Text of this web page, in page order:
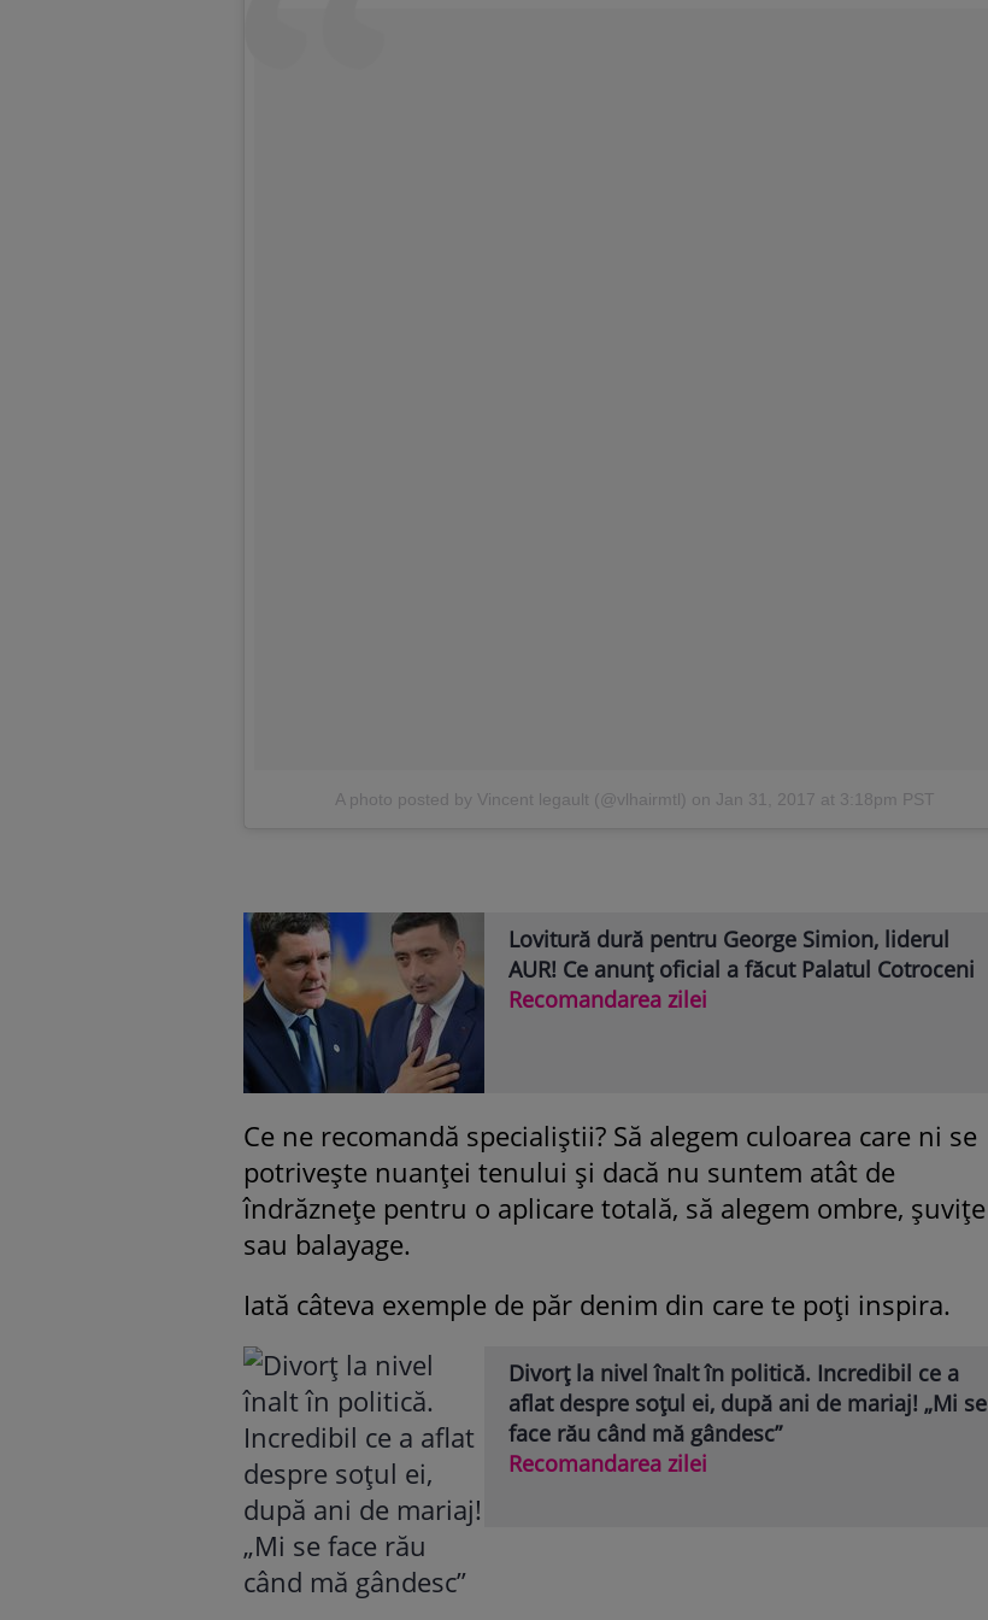
A photo posted by Vincent legault (@vlhairmtl) on Jan 31, 2017 at 3:18pm PST
Lovitură dură pentru George Simion, liderul
AUR! Ce anunț oficial a făcut Palatul Cotroceni
Recomandarea zilei
Ce ne recomandă specialiștii? Să alegem culoarea care ni se
potrivește nuanței tenului și dacă nu suntem atât de
îndrăznețe pentru o aplicare totală, să alegem ombre, șuvițe
sau balayage.
Iată câteva exemple de păr denim din care te poți inspira.
Divorț la nivel înalt în politică. Incredibil ce a
aflat despre soțul ei, după ani de mariaj! „Mi se
face rău când mă gândesc”
Recomandarea zilei